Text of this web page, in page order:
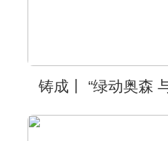
铸成丨 “绿动奥森